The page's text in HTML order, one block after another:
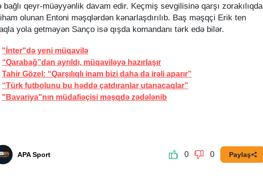
bağlı qeyr-müəyyənlik davam edir. Keçmiş sevgilisinə qarşı zorakılıqda
olunan Entoni məşqlərdən kənarlaşdırılıb. Baş məşqçi Erik ten
yola getməyən Sanço isə qışda komandanı tərk edə bilər.
"İnter"də yeni müqavilə
“Qarabağ”dan ayrıldı, müqaviləyə hazırlaşır
Tahir Gözel: “Qarşılıqlı inam bizi daha da irəli aparır”
“Türk futbolunu bu həddə çatdıranlar utanacaqlar”
"Bavariya"nın müdafiəçisi məşqdə zədələnib
APA Sport 0 0 Paylaş